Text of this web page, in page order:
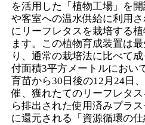
を活用した「植物工場」を
や客室への温水供給に利用
にリーフレタスを栽培する
ます。この植物育成装置は
り、通常の栽培法に比べて
付面積3平方メートルにおい
育苗から30日後の12月24日
催、獲れたてのリーフレタ
ら排出された使用済みプラ
に還元される「資源循環の